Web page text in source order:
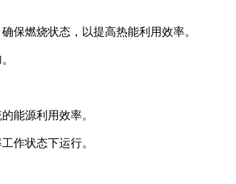
保燃烧状态，以提高热能利用效率。
能源利用效率。
作状态下运行。